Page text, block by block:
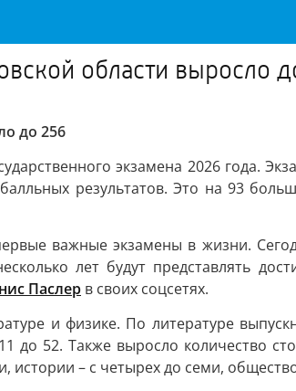
области выросло
до 256
экзамена 2026 года.
результатов. Это на 93
важные экзамены в жизни.
лет будут представлять
Паслер в своих соцсетях.
и физике. По литературе
52. Также выросло количество
– с четырех до семи,